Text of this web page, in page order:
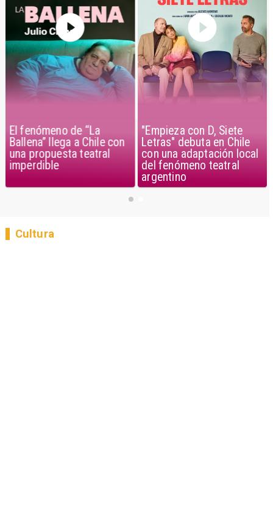
El fenómeno de “La
Ballena” llega a Chile con
una propuesta teatral
imperdible
"Empieza con D, Siete
Letras" debuta en Chile
con una adaptación local
del fenómeno teatral
argentino
Cultura